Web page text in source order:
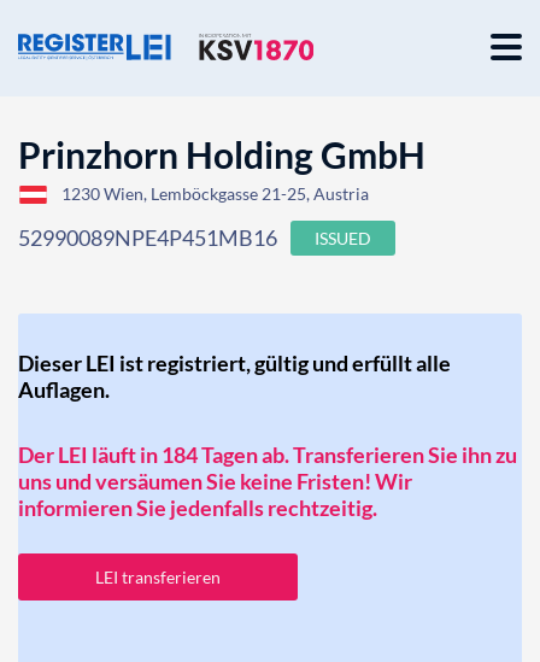
Prinzhorn Holding GmbH
1230 Wien, Lemböckgasse 21-25, Austria
52990089NPE4P451MB16 ISSUED
Dieser LEI ist registriert, gültig und erfüllt alle
Auflagen.
Der LEI läuft in 184 Tagen ab. Transferieren Sie ihn zu
uns und versäumen Sie keine Fristen! Wir
informieren Sie jedenfalls rechtzeitig.
LEI transferieren